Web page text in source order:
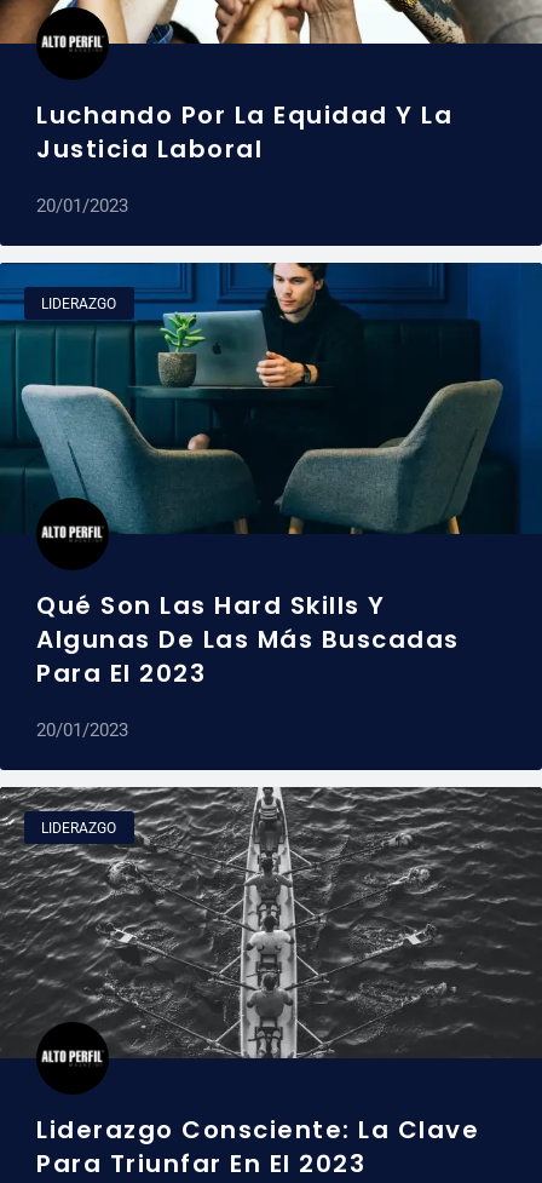
Luchando Por La Equidad Y La
Justicia Laboral
20/01/2023
LIDERAZGO
Qué Son Las Hard Skills Y
Algunas De Las Más Buscadas
Para El 2023
20/01/2023
LIDERAZGO
Liderazgo Consciente: La Clave
Para Triunfar En El 2023